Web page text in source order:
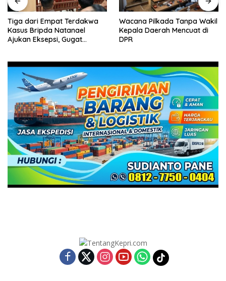
Tiga dari Empat Terdakwa
Kasus Bripda Natanael
Ajukan Eksepsi, Gugat
Wacana Pilkada Tanpa Wakil
Kepala Daerah Mencuat di
DPR